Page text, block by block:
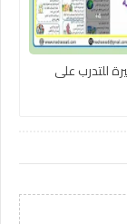
للتدرب على